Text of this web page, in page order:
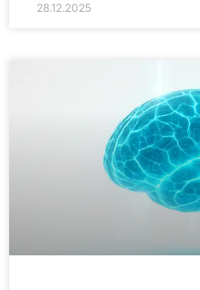
28.12.2025